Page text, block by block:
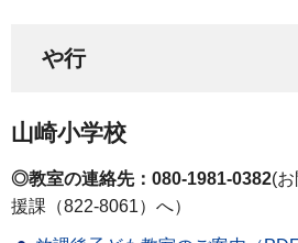
や行
山崎小学校
◎教室の連絡先：080-1981-0382(
援課（822-8061）へ）